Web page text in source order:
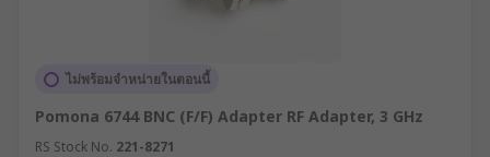
ไม่พร้อมจำหน่ายในตอนนี้
Pomona 6744 BNC (F/F) Adapter RF Adapter, 3 GHz
RS Stock No. 221-8271